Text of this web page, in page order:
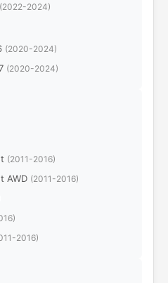
(2022-2024)
(2020-2024)
(2020-2024)
(2011-2016)
AWD (2011-2016)
2016)